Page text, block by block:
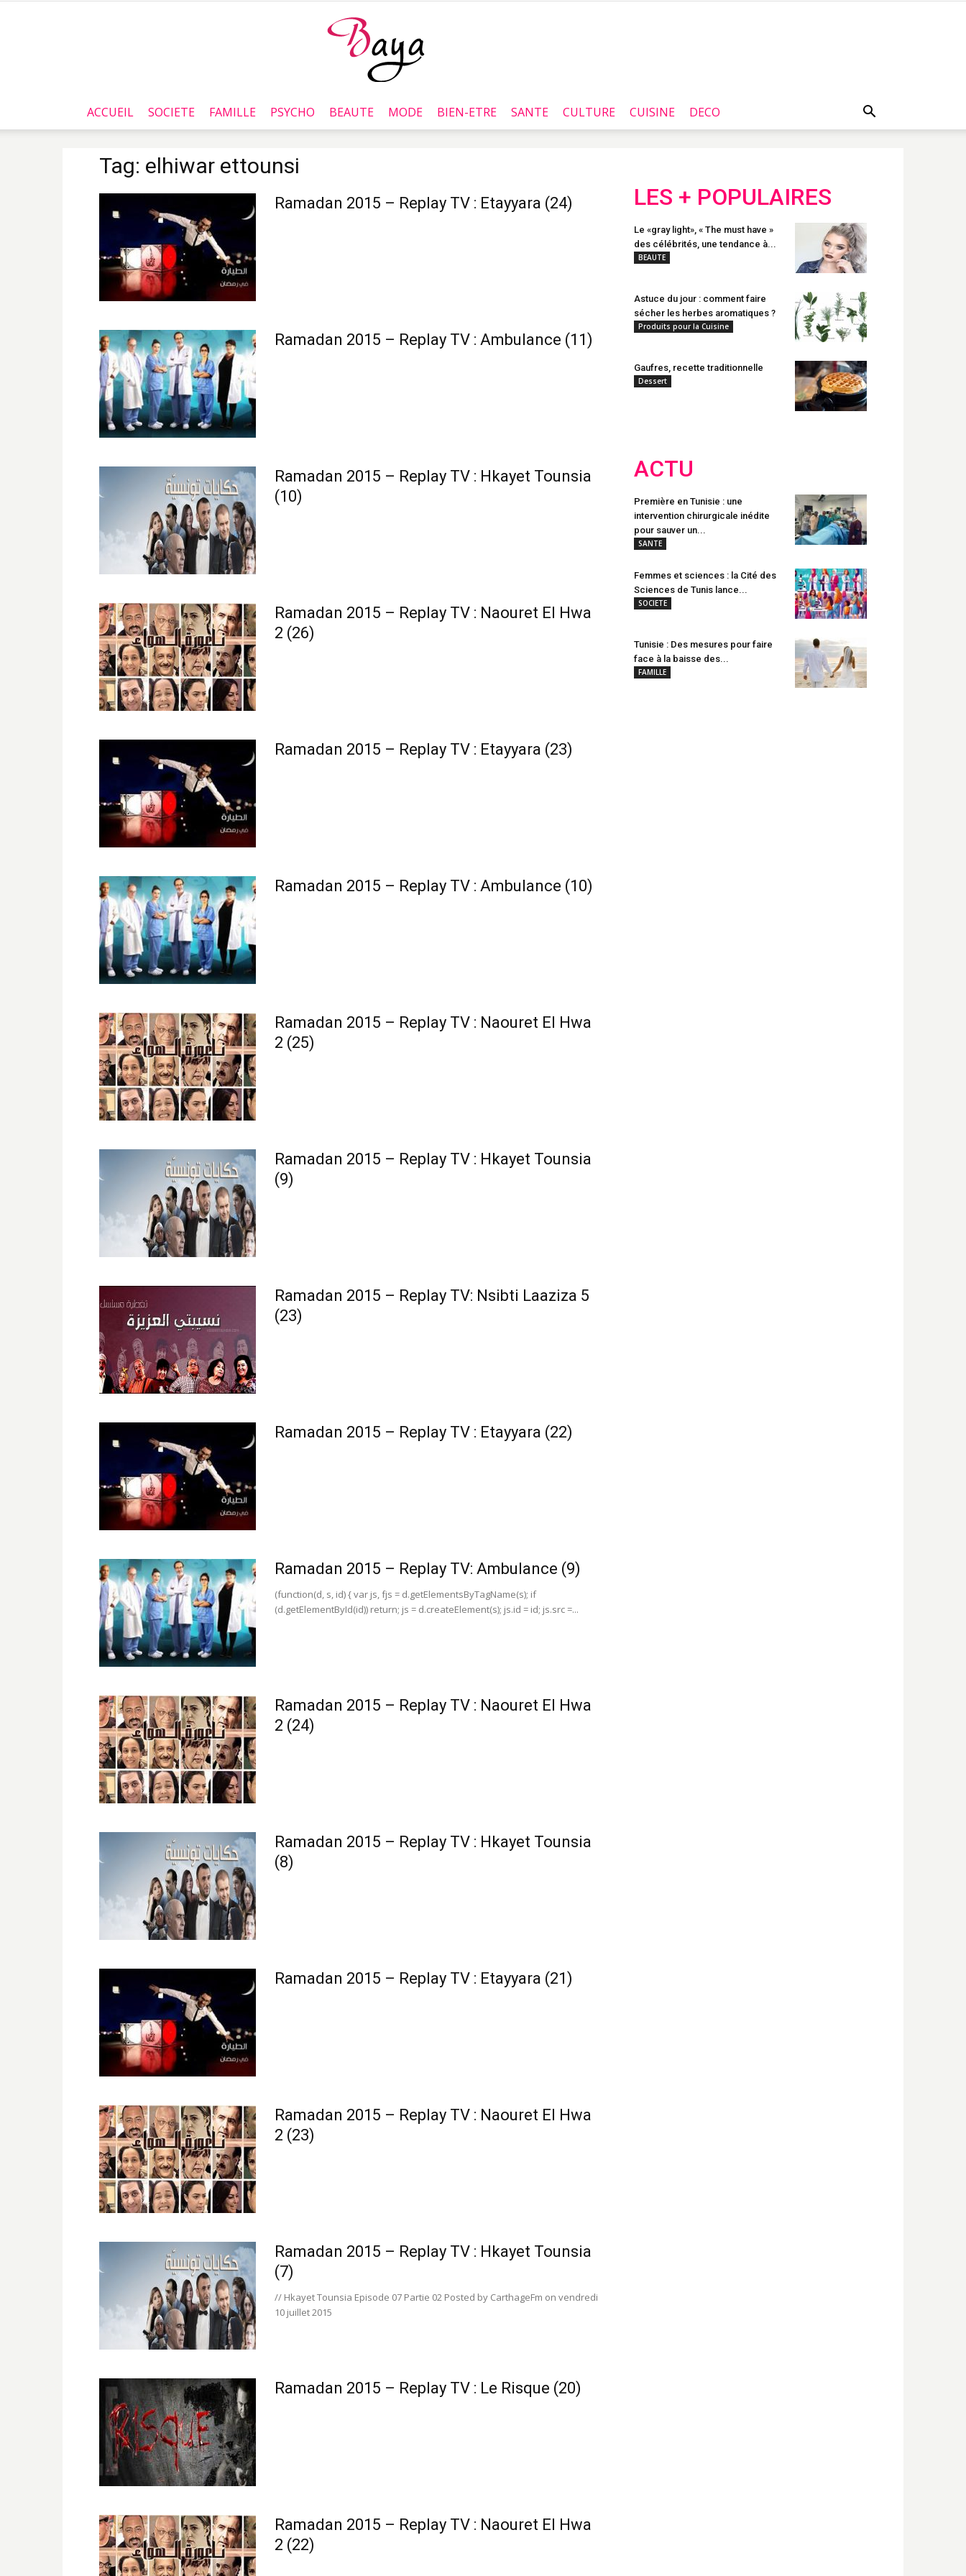
Baya.tn
ACCUEIL SOCIETE FAMILLE PSYCHO BEAUTE MODE BIEN-ETRE SANTE CULTURE CUISINE DECO
Tag: elhiwar ettounsi
Ramadan 2015 – Replay TV : Etayyara (24)
Ramadan 2015 – Replay TV : Ambulance (11)
Ramadan 2015 – Replay TV : Hkayet Tounsia
(10)
Ramadan 2015 – Replay TV : Naouret El Hwa
2 (26)
Ramadan 2015 – Replay TV : Etayyara (23)
Ramadan 2015 – Replay TV : Ambulance (10)
Ramadan 2015 – Replay TV : Naouret El Hwa
2 (25)
Ramadan 2015 – Replay TV : Hkayet Tounsia
(9)
Ramadan 2015 – Replay TV: Nsibti Laaziza 5
(23)
Ramadan 2015 – Replay TV : Etayyara (22)
Ramadan 2015 – Replay TV: Ambulance (9)
(function(d, s, id) { var js, fjs = d.getElementsByTagName(s); if
(d.getElementById(id)) return; js = d.createElement(s); js.id = id; js.src =...
Ramadan 2015 – Replay TV : Naouret El Hwa
2 (24)
Ramadan 2015 – Replay TV : Hkayet Tounsia
(8)
Ramadan 2015 – Replay TV : Etayyara (21)
Ramadan 2015 – Replay TV : Naouret El Hwa
2 (23)
Ramadan 2015 – Replay TV : Hkayet Tounsia
(7)
// Hkayet Tounsia Episode 07 Partie 02 Posted by CarthageFm on vendredi
10 juillet 2015
Ramadan 2015 – Replay TV : Le Risque (20)
Ramadan 2015 – Replay TV : Naouret El Hwa
2 (22)
LES + POPULAIRES
Le «gray light», « The must have »
des célébrités, une tendance à...
BEAUTE
Astuce du jour : comment faire
sécher les herbes aromatiques ?
Produits pour la Cuisine
Gaufres, recette traditionnelle
Dessert
ACTU
Première en Tunisie : une
intervention chirurgicale inédite
pour sauver un...
SANTE
Femmes et sciences : la Cité des
Sciences de Tunis lance...
SOCIETE
Tunisie : Des mesures pour faire
face à la baisse des...
FAMILLE